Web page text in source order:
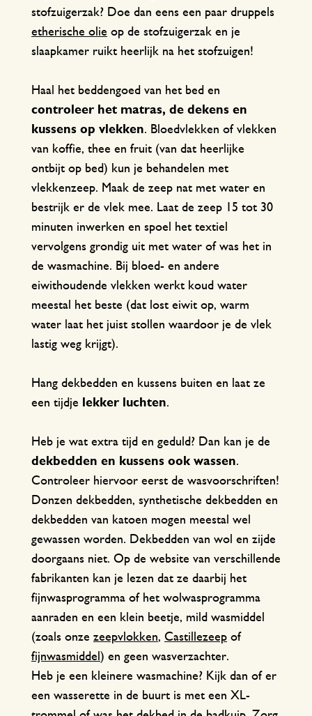
stofzuigerzak? Doe dan eens een paar druppels
etherische olie op de stofzuigerzak en je
slaapkamer ruikt heerlijk na het stofzuigen!
Haal het beddengoed van het bed en
controleer het matras, de dekens en
kussens op vlekken. Bloedvlekken of vlekken
van koffie, thee en fruit (van dat heerlijke
ontbijt op bed) kun je behandelen met
vlekkenzeep. Maak de zeep nat met water en
bestrijk er de vlek mee. Laat de zeep 15 tot 30
minuten inwerken en spoel het textiel
vervolgens grondig uit met water of was het in
de wasmachine. Bij bloed- en andere
eiwithoudende vlekken werkt koud water
meestal het beste (dat lost eiwit op, warm
water laat het juist stollen waardoor je de vlek
lastig weg krijgt).
Hang dekbedden en kussens buiten en laat ze
een tijdje
lekker luchten.
Heb je wat extra tijd en geduld? Dan kan je de
dekbedden en kussens ook wassen.
Controleer hiervoor eerst de wasvoorschriften!
Donzen dekbedden, synthetische dekbedden en
dekbedden van katoen mogen meestal wel
gewassen worden. Dekbedden van wol en zijde
doorgaans niet. Op de website van verschillende
fabrikanten kan je lezen dat ze daarbij het
fijnwasprogramma of het wolwasprogramma
aanraden en een klein beetje, mild wasmiddel
(zoals onze zeepvlokken, Castillezeep of
fijnwasmiddel ) en geen wasverzachter.
Heb je een kleinere wasmachine? Kijk dan of er
een wasserette in de buurt is met een XL-